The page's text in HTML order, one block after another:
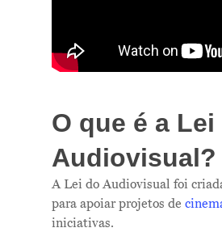
O que é a Lei
Audiovisual?
A Lei do Audiovisual foi
para apoiar projetos de
iniciativas.